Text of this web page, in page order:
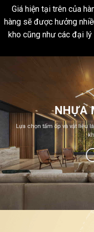
Giá hiện tại trên của
hàng sẽ được hưởng
kho cũng như các đại
NHỰA
Lựa chọn tấm ốp và vật liệu